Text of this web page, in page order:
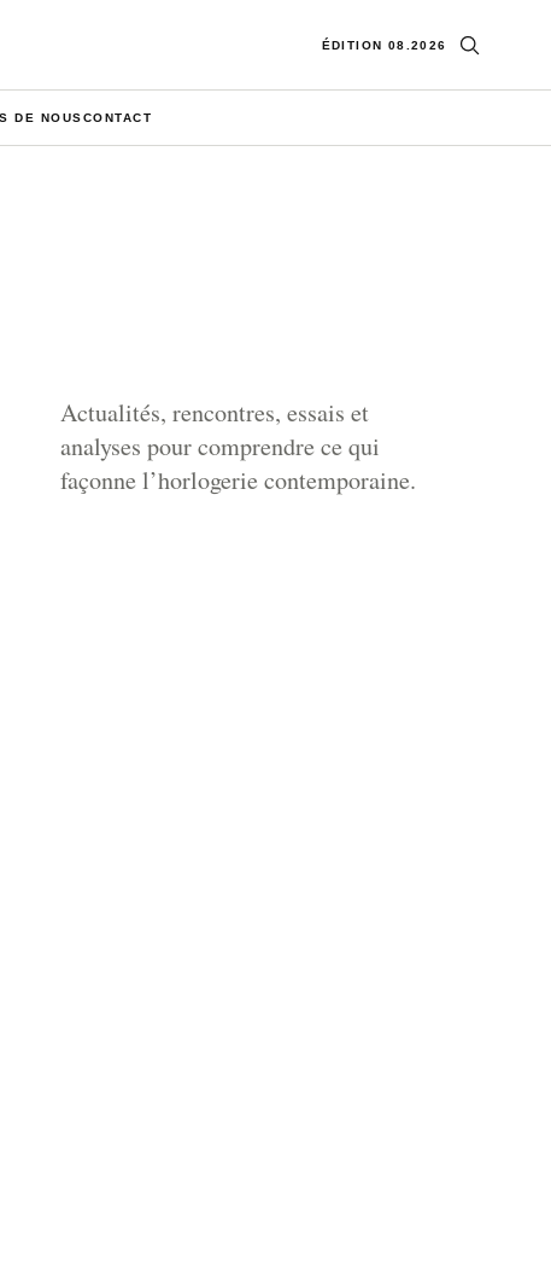
ÉDITION 08.2026 Ouvrir la
DE NOUSCONTACT
Actualités, rencontres, essais et
analyses pour comprendre ce qui
façonne l’horlogerie contemporaine.